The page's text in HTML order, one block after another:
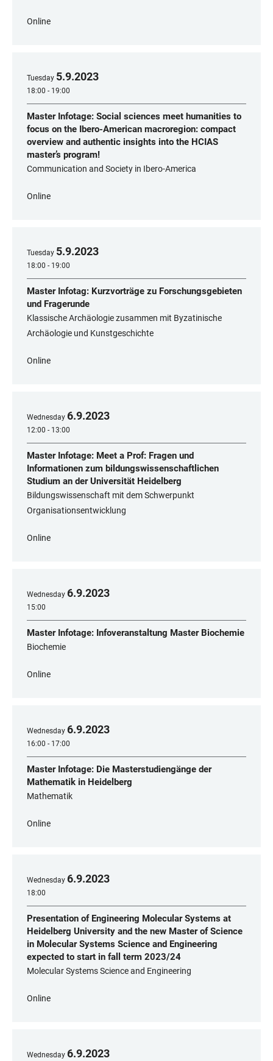
Online
Tuesday 5.9.2023
18:00 - 19:00
Master Infotage: Social sciences meet humanities to
focus on the Ibero-American macroregion: compact
overview and authentic insights into the HCIAS
master’s program!
Communication and Society in Ibero-America
Online
Tuesday 5.9.2023
18:00 - 19:00
Master Infotag: Kurzvorträge zu Forschungsgebieten
und Fragerunde
Klassische Archäologie zusammen mit Byzatinische
Archäologie und Kunstgeschichte
Online
Wednesday 6.9.2023
12:00 - 13:00
Master Infotage: Meet a Prof: Fragen und
Informationen zum bildungswissenschaftlichen
Studium an der Universität Heidelberg
Bildungswissenschaft mit dem Schwerpunkt
Organisationsentwicklung
Online
Wednesday 6.9.2023
15:00
Master Infotage: Infoveranstaltung Master Biochemie
Biochemie
Online
Wednesday 6.9.2023
16:00 - 17:00
Master Infotage: Die Masterstudiengänge der
Mathematik in Heidelberg
Mathematik
Online
Wednesday 6.9.2023
18:00
Presentation of Engineering Molecular Systems at
Heidelberg University and the new Master of Science
in Molecular Systems Science and Engineering
expected to start in fall term 2023/24
Molecular Systems Science and Engineering
Online
Wednesday 6.9.2023